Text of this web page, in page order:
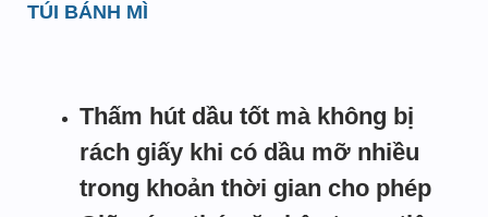
TÚI BÁNH MÌ
Thấm hút dầu tốt mà không bị
rách giấy khi có dầu mỡ nhiều
trong khoản thời gian cho phép